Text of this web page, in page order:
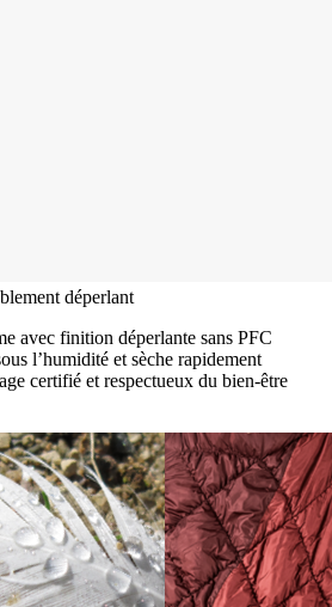
déperlant
avec finition déperlante sans PFC
l’humidité et sèche rapidement
certifié et respectueux du bien-être